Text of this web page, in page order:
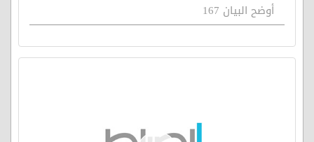
أوضح البيان 167